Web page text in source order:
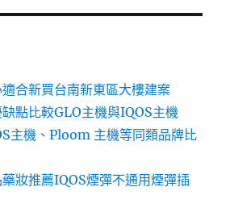
合新買台南新東區大樓建案
點比較GLO主機與IQOS主機
主機、Ploom 主機等同類品牌比
妝推薦IQOS煙彈不通用煙彈插